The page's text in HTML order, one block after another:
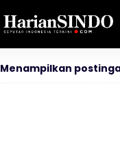
Menampilkan